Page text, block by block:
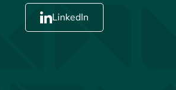
LinkedIn